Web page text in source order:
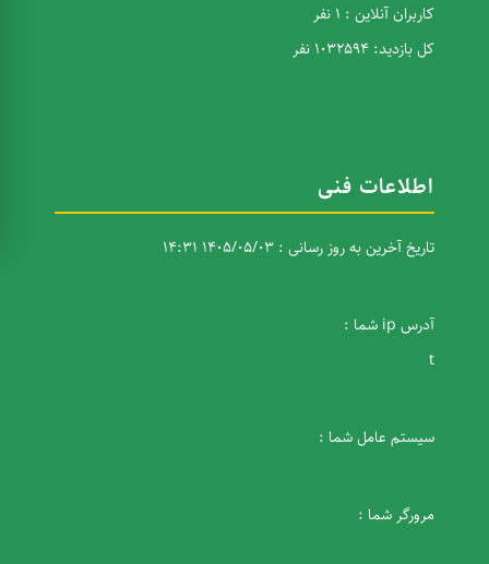
کاربران آنلاین : 1 نفر
کل بازدید: 1032594 نفر
اطلاعات فنی
تاریخ آخرین به روز رسانی : 1405/05/03 14:31
آدرس ip شما :
t
سیستم عامل شما :
مرورگر شما :